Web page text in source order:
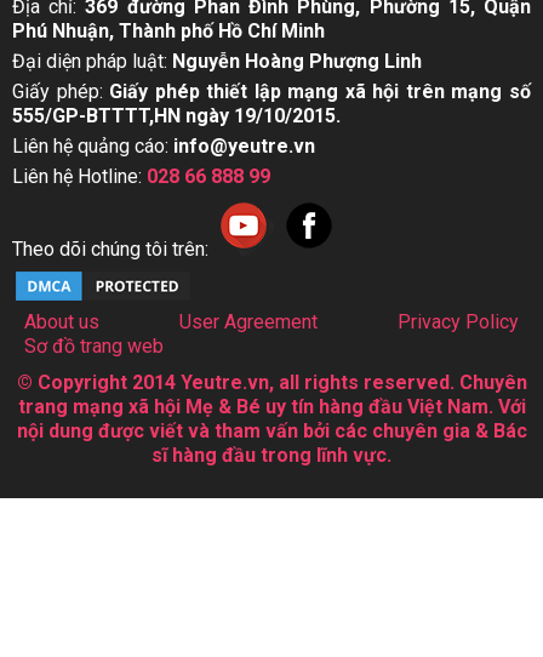
Địa chỉ:369 đường Phan Đình Phùng, Phường 15, Quận
Phú Nhuận, Thành phố Hồ Chí Minh
Đại diện pháp luật: Nguyễn Hoàng Phượng Linh
Giấy phép: Giấy phép thiết lập mạng xã hội trên mạng số
555/GP-BTTTT,HN ngày 19/10/2015.
Liên hệ quảng cáo: info@yeutre.vn
Liên hệ Hotline: 028 66 888 99
Theo dõi chúng tôi trên:
About us User Agreement
Privacy Policy
Sơ đồ trang web
© Copyright 2014 Yeutre.vn, all rights reserved. Chuyên
trang mạng xã hội Mẹ & Bé uy tín hàng đầu Việt Nam. Với
nội dung được viết và tham vấn bởi các chuyên gia & Bác
sĩ hàng đầu trong lĩnh vực.